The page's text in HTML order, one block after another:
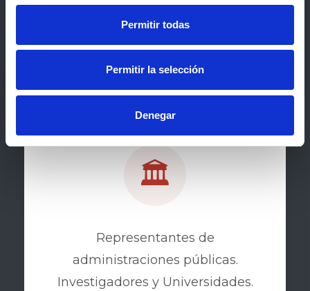
Permitir todas
Permitir la selección
Denegar
Técnicos/as y responsables de
entidades de la discapacidad,
emprendimiento y empleo.
🏛️
Representantes de
administraciones públicas.
Investigadores y Universidades.